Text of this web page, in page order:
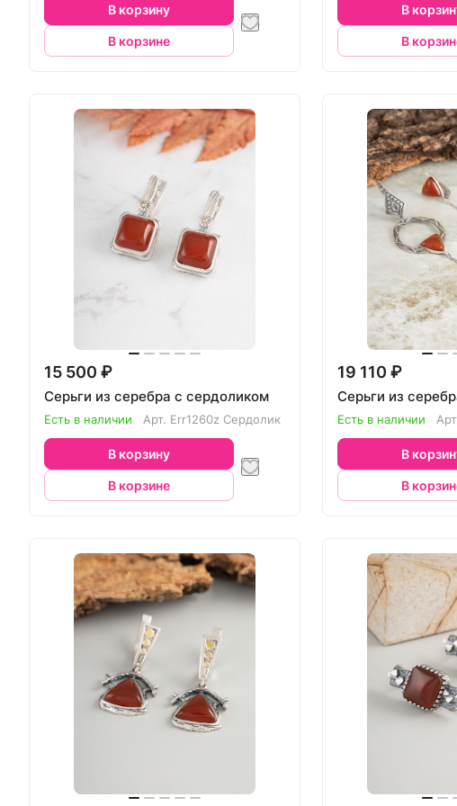
В корзину
В корзине
В
В
15 500 ₽
Серьги из серебра с сердоликом
Есть в наличии Арт. Err1260z Сердолик
В корзину
В корзине
19 110 ₽
Серьги из
Есть в наличии Арт.
В
В